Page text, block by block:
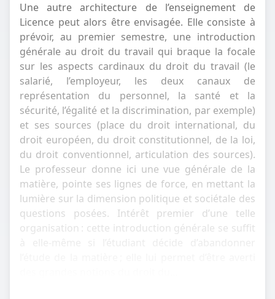
Une autre architecture de l’enseignement de
Licence peut alors être envisagée. Elle consiste à
prévoir, au premier semestre, une introduction
générale au droit du travail qui braque la focale
sur les aspects cardinaux du droit du travail (le
salarié, l’employeur, les deux canaux de
représentation du personnel, la santé et la
sécurité, l’égalité et la discrimination, par exemple)
et ses sources (place du droit international, du
droit européen, du droit constitutionnel, de la loi,
du droit conventionnel, articulation des sources).
Le professeur donne ici une vue générale de la
matière, pointe ses lignes de force, en mettant la
lumière sur la dimension politique et sociétale des
questions posées. Intérêt premier d’une telle
organisation : cette introduction générale se suffit